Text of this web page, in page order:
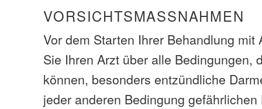
VORSICHTSMASSNAHMEN
Vor dem Starten Ihrer Behandlung mit
Sie Ihren Arzt über alle Bedingungen,
können, besonders entzündliche
jeder anderen Bedingung